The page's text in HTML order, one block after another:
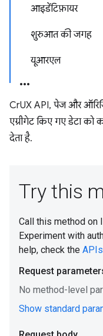
आइडेंटिफ़ायर
शुरुआत की जगह
यूआरएल
CrUX API, पेज और
एग्रीगेट किए गए डेटा
देता है.